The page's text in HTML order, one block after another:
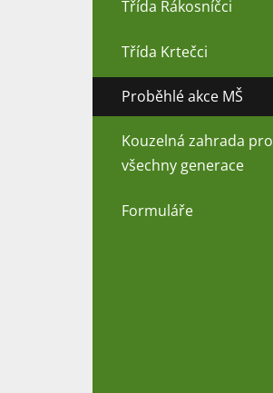
Třída Rákosníčci
Třída Krtečci
Proběhlé akce MŠ
Kouzelná zahrada pro
všechny generace
Formuláře